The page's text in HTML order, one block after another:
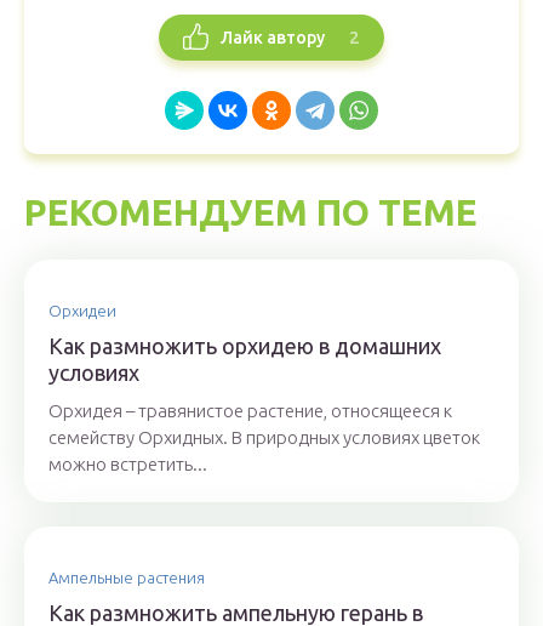
Лайк автору 2
РЕКОМЕНДУЕМ ПО ТЕМЕ
Орхидеи
Как размножить орхидею в домашних
условиях
Орхидея – травянистое растение, относящееся к
семейству Орхидных. В природных условиях цветок
можно встретить...
Ампельные растения
Как размножить ампельную герань в